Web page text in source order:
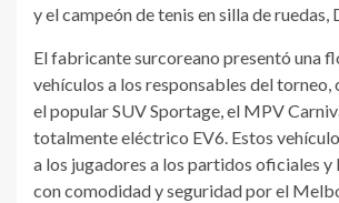
y el campeón de tenis en silla de
El fabricante surcoreano presentó una
vehículos a los responsables del torneo,
el popular SUV Sportage, el MPV
totalmente eléctrico EV6. Estos
a los jugadores a los partidos oficiales y
con comodidad y seguridad por el